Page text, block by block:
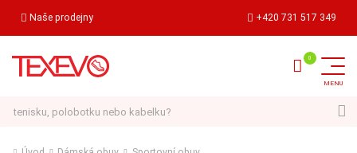
Naše prodejny +420 731 517 349